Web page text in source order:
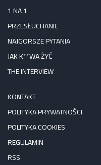
1 NA 1
PRZESŁUCHANIE
NAJGORSZE PYTANIA
JAK K**WA ŻYĆ
THE INTERVIEW
KONTAKT
POLITYKA PRYWATNOŚCI
POLITYKA COOKIES
REGULAMIN
RSS